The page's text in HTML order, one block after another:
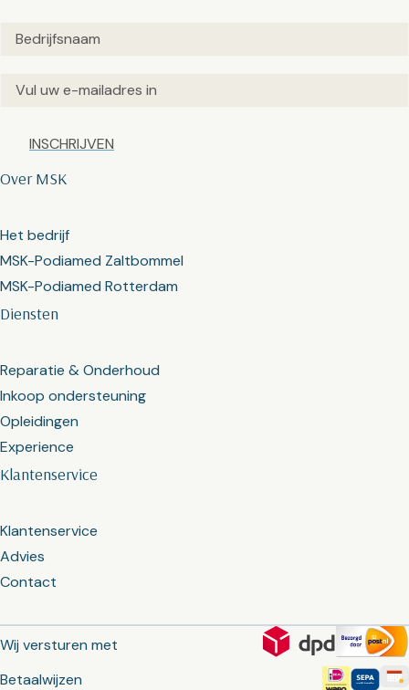
Klantenservice
Klantenservice
Advies
Contact
Diensten
Reparatie & Onderhoud
Inkoop ondersteuning
Opleidingen
Experience
Over MSK
Het bedrijf
MSK-Podiamed Zaltbommel
MSK-Podiamed Rotterdam
Untitled(Vereist)
Email(Vereist)
Captcha
Wij versturen met
Betaalwijzen